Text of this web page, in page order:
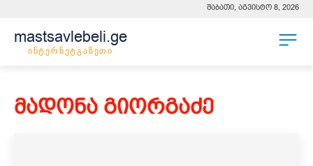
შაბათი, აგვისტო 8, 2026
mastsavlebeli.ge
ინტერნეტგაზეთი
მადონა გიორგაძე